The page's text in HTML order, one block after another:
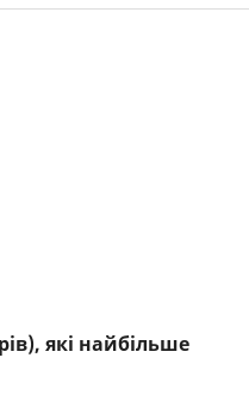
які найбільше